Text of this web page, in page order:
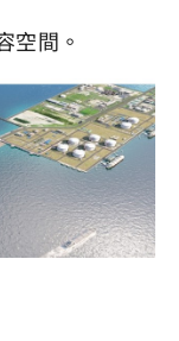
空間。